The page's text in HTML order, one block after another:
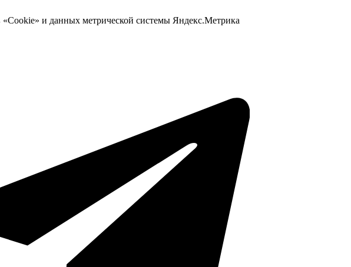
и данных метрической системы Яндекс.Метрика